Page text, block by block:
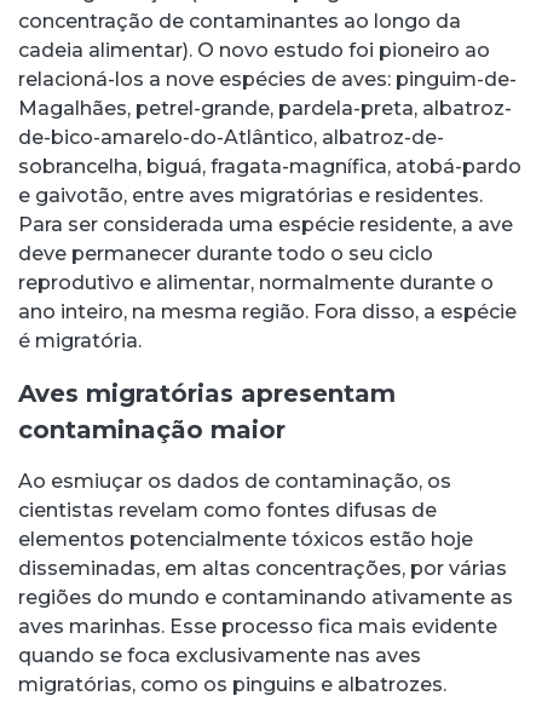
concentração de contaminantes ao longo da
cadeia alimentar). O novo estudo foi pioneiro ao
relacioná-los a nove espécies de aves: pinguim-de-
Magalhães, petrel-grande, pardela-preta, albatroz-
de-bico-amarelo-do-Atlântico, albatroz-de-
sobrancelha, biguá, fragata-magnífica, atobá-pardo
e gaivotão, entre aves migratórias e residentes.
Para ser considerada uma espécie residente, a ave
deve permanecer durante todo o seu ciclo
reprodutivo e alimentar, normalmente durante o
ano inteiro, na mesma região. Fora disso, a espécie
é migratória.
Aves migratórias apresentam
contaminação maior
Ao esmiuçar os dados de contaminação, os
cientistas revelam como fontes difusas de
elementos potencialmente tóxicos estão hoje
disseminadas, em altas concentrações, por várias
regiões do mundo e contaminando ativamente as
aves marinhas. Esse processo fica mais evidente
quando se foca exclusivamente nas aves
migratórias, como os pinguins e albatrozes.